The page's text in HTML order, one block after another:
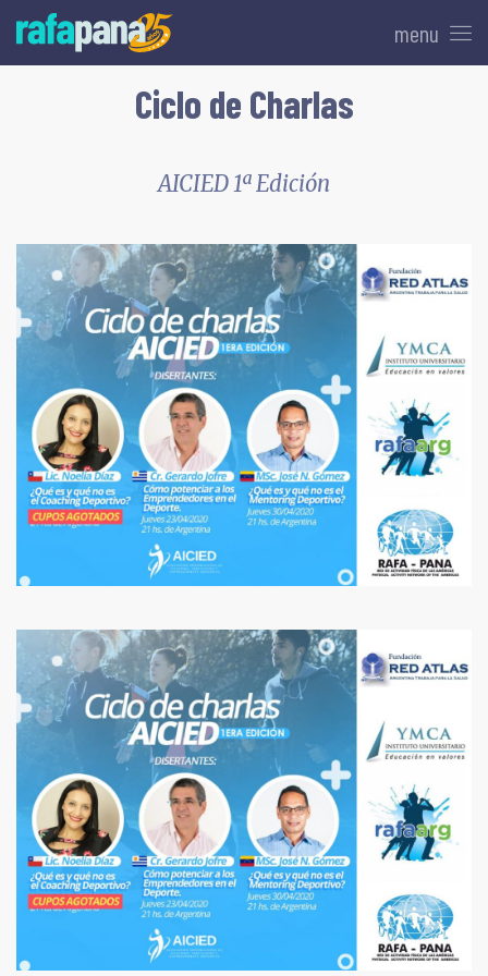
menu
Ciclo de Charlas
AICIED 1ª Edición